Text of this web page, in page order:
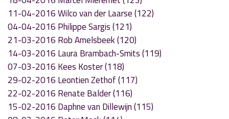
11-04-2016 Wilco van der Laarse (122)
04-04-2016 Philippe Sargis (121)
21-03-2016 Rob Amelsbeek (120)
14-03-2016 Laura Brambach-Smits (119)
07-03-2016 Kees Koster (118)
29-02-2016 Leontien Zethof (117)
22-02-2016 Renate Balder (116)
15-02-2016 Daphne van Dillewijn (115)